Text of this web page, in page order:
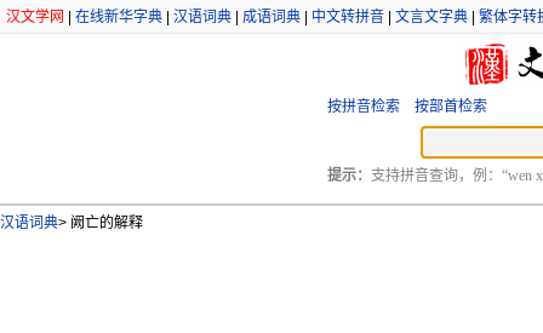
汉文学网 在线新华字典 汉语词典 成语词典 中文转拼音 文言文字典 繁体字转
按拼音检索 按部首检索
提示： 支持拼音查询，例：“wen
汉语词典> 阙亡的解释